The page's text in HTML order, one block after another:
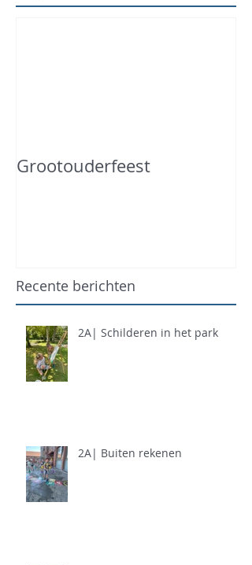
Grootouderfeest
Recente berichten
2A| Schilderen in het park
2A| Buiten rekenen